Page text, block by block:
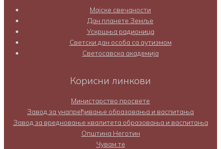
Мајске свечаности
Дан планете Земље
Ускршња радионица
Светски дан особа са аутизмом
Светосавска академија
Корисни линкови
Министарство просвете
Завод за унапређивање образовања и васпитања
Завод за вредновање квалитета образовања и васпитања
Општина Неготин
Чувам те